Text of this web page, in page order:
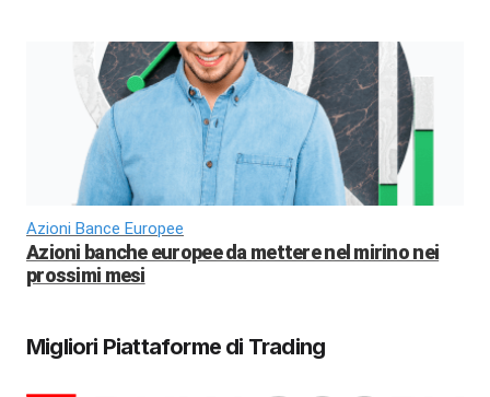
Azioni Bance Europee
Azioni banche europee da mettere nel mirino nei
prossimi mesi
Migliori Piattaforme di Trading